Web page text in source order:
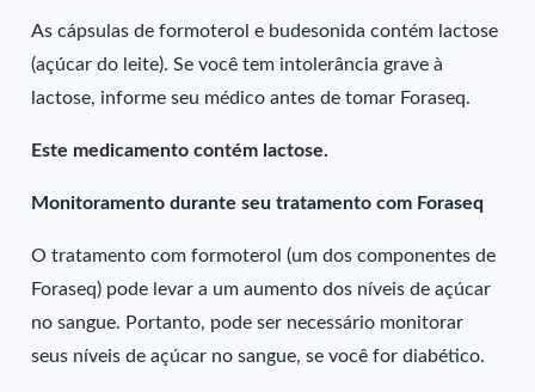
As cápsulas de formoterol e budesonida contém lactose
(açúcar do leite). Se você tem intolerância grave à
lactose, informe seu médico antes de tomar Foraseq.
Este medicamento contém lactose.
Monitoramento durante seu tratamento com Foraseq
O tratamento com formoterol (um dos componentes de
Foraseq) pode levar a um aumento dos níveis de açúcar
no sangue. Portanto, pode ser necessário monitorar
seus níveis de açúcar no sangue, se você for diabético.